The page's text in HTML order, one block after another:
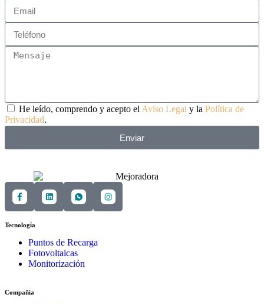
He leído, comprendo y acepto el Aviso Legal y la Política de
Privacidad.
Enviar
Tecnología
Puntos de Recarga
Fotovoltaicas
Monitorización
Compañia